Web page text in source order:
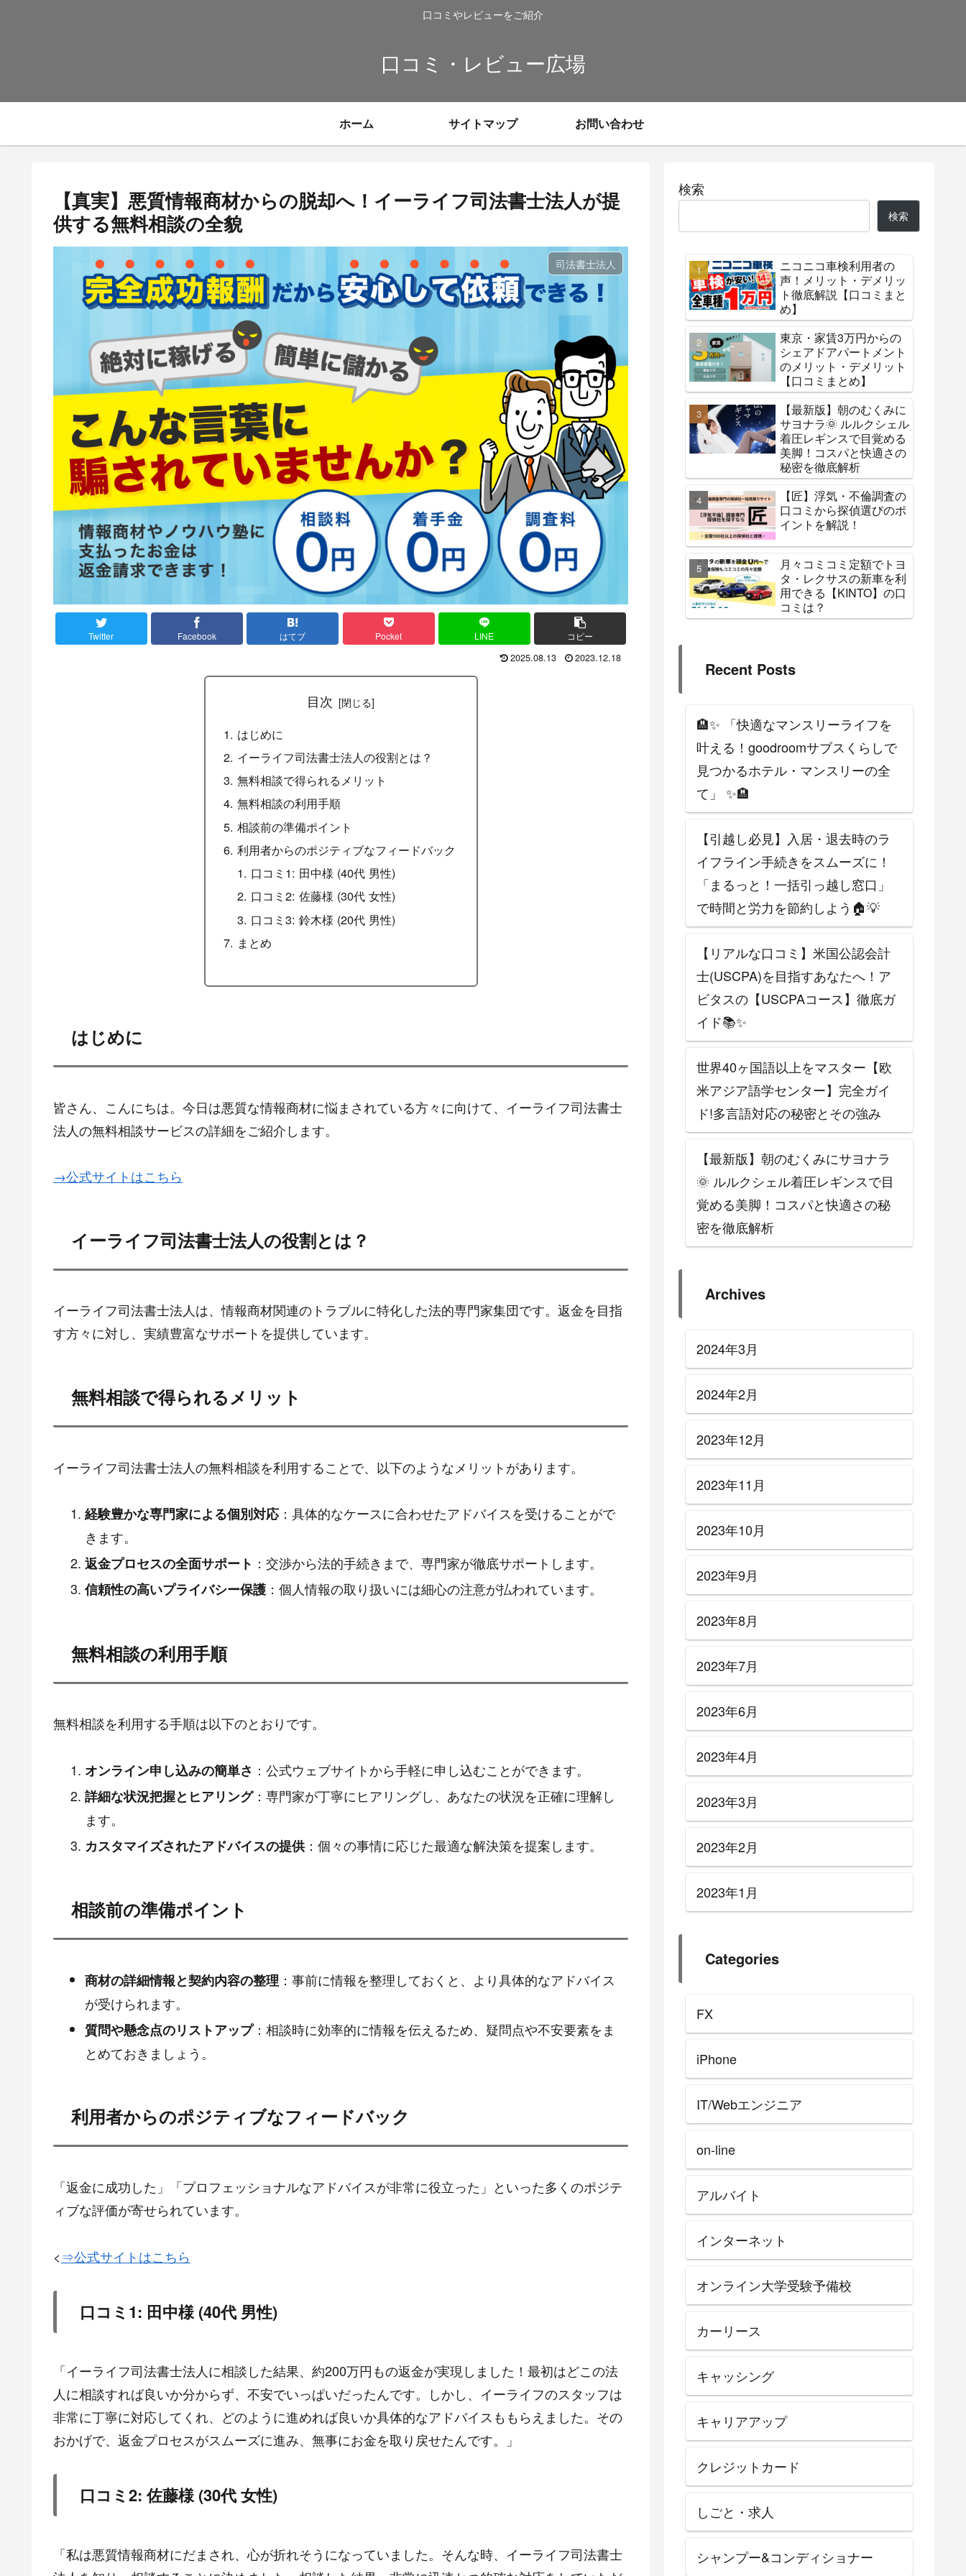
口コミやレビューをご紹介
口コミ・レビュー広場
ホーム サイトマップ お問い合わせ
【真実】悪質情報商材からの脱却へ！イーライフ司法書士法人が提
供する無料相談の全貌
司法書士法人
Twitter Facebook はてブ Pocket LINE コピー
2025.08.13 2023.12.18
目次
はじめに
イーライフ司法書士法人の役割とは？
無料相談で得られるメリット
無料相談の利用手順
相談前の準備ポイント
利用者からのポジティブなフィードバック
口コミ1: 田中様 (40代 男性)
口コミ2: 佐藤様 (30代 女性)
口コミ3: 鈴木様 (20代 男性)
まとめ
はじめに
皆さん、こんにちは。今日は悪質な情報商材に悩まされている方々に向けて、イーライフ司法書士
法人の無料相談サービスの詳細をご紹介します。
→公式サイトはこちら
イーライフ司法書士法人の役割とは？
イーライフ司法書士法人は、情報商材関連のトラブルに特化した法的専門家集団です。返金を目指
す方々に対し、実績豊富なサポートを提供しています。
無料相談で得られるメリット
イーライフ司法書士法人の無料相談を利用することで、以下のようなメリットがあります。
経験豊かな専門家による個別対応：具体的なケースに合わせたアドバイスを受けることがで
きます。
返金プロセスの全面サポート ：交渉から法的手続きまで、専門家が徹底サポートします。
信頼性の高いプライバシー保護：個人情報の取り扱いには細心の注意が払われています。
無料相談の利用手順
無料相談を利用する手順は以下のとおりです。
オンライン申し込みの簡単さ ：公式ウェブサイトから手軽に申し込むことができます。
詳細な状況把握とヒアリング：専門家が丁寧にヒアリングし、あなたの状況を正確に理解し
ます。
カスタマイズされたアドバイスの提供：個々の事情に応じた最適な解決策を提案します。
相談前の準備ポイント
商材の詳細情報と契約内容の整理 ：事前に情報を整理しておくと、より具体的なアドバイス
が受けられます。
質問や懸念点のリストアップ：相談時に効率的に情報を伝えるため、疑問点や不安要素をま
とめておきましょう。
利用者からのポジティブなフィードバック
「返金に成功した」「プロフェッショナルなアドバイスが非常に役立った」といった多くのポジテ
ィブな評価が寄せられています。
<⇒公式サイトはこちら
口コミ1: 田中様 (40代 男性)
「イーライフ司法書士法人に相談した結果、約200万円もの返金が実現しました！最初はどこの法
人に相談すれば良いか分からず、不安でいっぱいだったんです。しかし、イーライフのスタッフは
非常に丁寧に対応してくれ、どのように進めれば良いか具体的なアドバイスももらえました。その
おかげで、返金プロセスがスムーズに進み、無事にお金を取り戻せたんです。」
口コミ2: 佐藤様 (30代 女性)
「私は悪質情報商材にだまされ、心が折れそうになっていました。そんな時、イーライフ司法書士
検索
検索
ニコニコ車検利用者の
声！メリット・デメリッ
ト徹底解説【口コミまと
め】
東京・家賃3万円からの
シェアドアパートメント
のメリット・デメリット
【口コミまとめ】
【最新版】朝のむくみに
サヨナラ🌞 ルルクシェル
着圧レギンスで目覚める
美脚！コスパと快適さの
秘密を徹底解析
【匠】浮気・不倫調査の
口コミから探偵選びのポ
イントを解説！
月々コミコミ定額でトヨ
タ・レクサスの新車を利
用できる【KINTO】の口
コミは？
Recent Posts
🏨✨ 「快適なマンスリーライフを
叶える！goodroomサブスくらしで
見つかるホテル・マンスリーの全
て」 ✨🏨
【引越し必見】入居・退去時のラ
イフライン手続きをスムーズに！
「まるっと！一括引っ越し窓口」
で時間と労力を節約しよう🏠💡
【リアルな口コミ】米国公認会計
士(USCPA)を目指すあなたへ！ア
ビタスの【USCPAコース】徹底ガ
イド📚✨
世界40ヶ国語以上をマスター【欧
米アジア語学センター】完全ガイ
ド!多言語対応の秘密とその強み
【最新版】朝のむくみにサヨナラ
🌞 ルルクシェル着圧レギンスで目
覚める美脚！コスパと快適さの秘
密を徹底解析
Archives
2024年3月
2024年2月
2023年12月
2023年11月
2023年10月
2023年9月
2023年8月
2023年7月
2023年6月
2023年4月
2023年3月
2023年2月
2023年1月
Categories
FX
iPhone
IT/Webエンジニア
on-line
アルバイト
インターネット
オンライン大学受験予備校
カーリース
キャッシング
キャリアアップ
クレジットカード
しごと・求人
シャンプー&コンディショナー